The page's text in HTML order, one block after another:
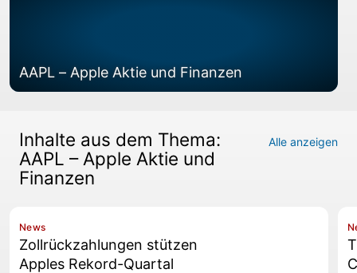
AAPL – Apple Aktie und Finanzen
Inhalte aus dem Thema:
AAPL – Apple Aktie und
Finanzen
Alle anzeigen
News
Zollrückzahlungen stützen
Apples Rekord-Quartal